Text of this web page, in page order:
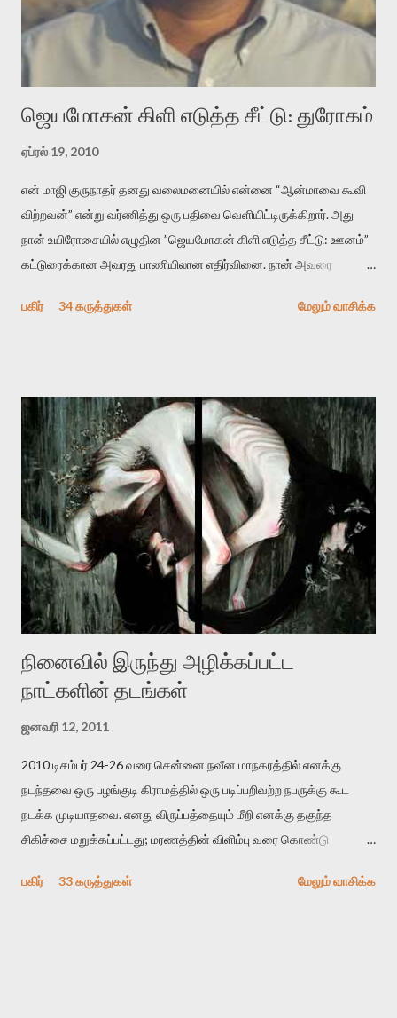
விமர்சனத்தின் ஒரு முக்கிய கருவி. இக்கருவியை மனுஷ்யபுத்திரனின்
“காலை வணக்கங்கள்” எனும் ஒரு கவிதையில் சொருகப் போகிறோம்.
முதலில் கருவியை பழகுவோம். அன்றாட மொழியில் ஒன்று ம...
ஜெயமோகன் கிளி எடுத்த சீட்டு: துரோகம்
ஏப்ரல் 19, 2010
என் மாஜி குருநாதர் தனது வலைமனையில் என்னை “ஆன்மாவை கூவி
விற்றவன்” என்று வர்ணித்து ஒரு பதிவை வெளியிட்டிருக்கிறார். அது
நான் உயிரோசையில் எழுதின ”ஜெயமோகன் கிளி எடுத்த சீட்டு: ஊனம்”
கட்டுரைக்கான அவரது பாணியிலான எதிர்வினை. நான் அவரை
பதிவை படித்த நண்பர்கள் பலரும் அவருக்காக இரக்கப்பட்டார்கள்.
தனது இணையதளத்திலே தொடர்ந்து பதிவு செய்கிறார். உயிர்மை
இன்னும் சில வருடங்களுக்கு தனக்கு எதிராக எழுத்தாளர்களை ஏவி
விட்டபடி இருக்கும் என்று ஒரு அச்சத்தை வெளிப்படுத்தியபடி
இருக்கிறார். அவர் கடுமையான பாதுகாப்பின்மை மனநிலையில் உள்ளார்.
உயிர்மை அவரை தாக்க உத்தேசித்தாலும் இல்லை என்றாலும்
ஜெயமோகன் அந்த பிரமையால் தொடர்ந்து அச்சுறுத்தலுக்கு உள்ளாகி
உள்ளார். உங்களை பற்றின இந்த தாக்குதல் கூட இதன் வெளிப்பாடு தான்”.
உண்மையே! ராக்கி படத்தில் குத்துச்சண்டை வீரராக வரும் சில்வெஸ்டர்
ஓரிடத்தில் சொல்வார்: ...
பகிர் 34 கருத்துகள் மேலும் வாசிக்க
நினைவில் இருந்து அழிக்கப்பட்ட
நாட்களின் தடங்கள்
ஜனவரி 12, 2011
2010 டிசம்பர் 24-26 வரை சென்னை நவீன மாநகரத்தில் எனக்கு
நடந்தவை ஒரு பழங்குடி கிராமத்தில் ஒரு படிப்பறிவற்ற நபருக்கு கூட
நடக்க முடியாதவை. எனது விருப்பத்தையும் மீறி எனக்கு தகுந்த
சிகிச்சை மறுக்கப்பட்டது; மரணத்தின் விளிம்பு வரை கொண்டு
பகிர்
33 கருத்துகள் மேலும் வாசிக்க